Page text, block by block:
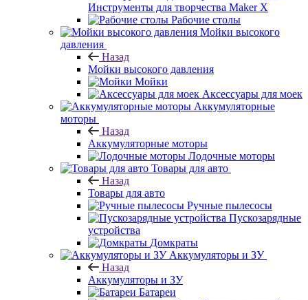
Инструменты для творчества Maker X
Рабочие столы
Мойки высокого
давления
Назад
Мойки высокого давления
Мойки
Аксессуары для моек
Аккумуляторные
моторы
Назад
Аккумуляторные моторы
Лодочные моторы
Товары для авто
Назад
Товары для авто
Ручные пылесосы
Пускозарядные
устройства
Домкраты
Аккумуляторы и ЗУ
Назад
Аккумуляторы и ЗУ
Батареи